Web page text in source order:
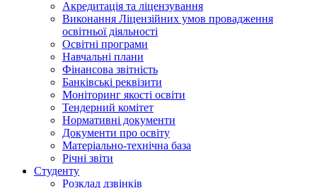
Акредитація та ліцензування
Виконання Ліцензійних умов провадження
освітньої діяльності
Освітні програми
Навчальні плани
Фінансова звітність
Банківські реквізити
Моніторинг якості освіти
Тендерний комітет
Нормативні документи
Документи про освіту
Матеріально-технічна база
Річні звіти
Студенту
Розклад дзвінків